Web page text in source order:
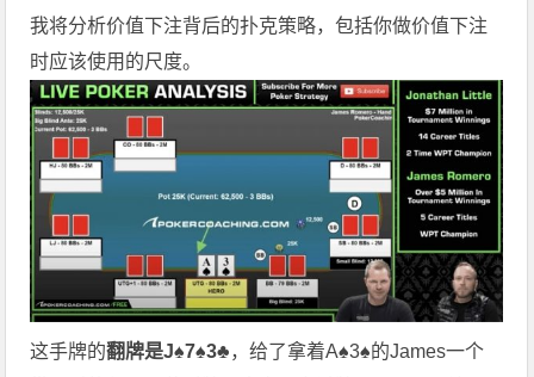
我将分析价值下注背后的扑克策略，包括你做价值下注
时应该使用的尺度。
这手牌的翻牌是J♠7♠3♣，给了拿着A♠3♠的James一个